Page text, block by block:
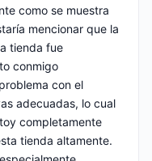
como se muestra
mencionar que la
tienda fue
conmigo
con el
adecuadas, lo cual
completamente
tienda altamente.